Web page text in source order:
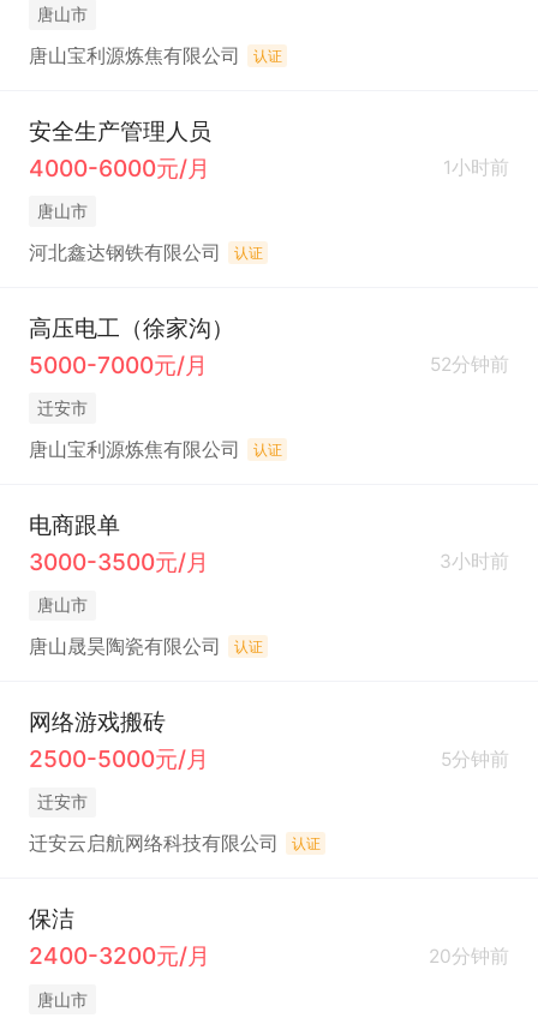
唐山市
唐山宝利源炼焦有限公司 认证
安全生产管理人员
4000-6000元/月
1小时前
唐山市
河北鑫达钢铁有限公司 认证
高压电工（徐家沟）
5000-7000元/月
52分钟前
迁安市
唐山宝利源炼焦有限公司 认证
电商跟单
3000-3500元/月
3小时前
唐山市
唐山晟昊陶瓷有限公司 认证
网络游戏搬砖
2500-5000元/月
5分钟前
迁安市
迁安云启航网络科技有限公司 认证
保洁
2400-3200元/月
20分钟前
唐山市